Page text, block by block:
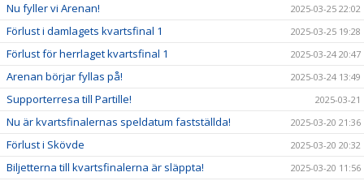
Nu fyller vi Arenan! 2025-03-25 22:02
Förlust i damlagets kvartsfinal 1 2025-03-25 19:28
Förlust för herrlaget kvartsfinal 1 2025-03-24 20:47
Arenan börjar fyllas på! 2025-03-24 13:49
Supporterresa till Partille! 2025-03-21
Nu är kvartsfinalernas speldatum fastställda! 2025-03-20 21:36
Förlust i Skövde 2025-03-20 20:32
Biljetterna till kvartsfinalerna är släppta! 2025-03-20 11:56